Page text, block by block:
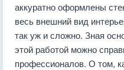
аккуратно оформлены
весь внешний вид
так уж и сложно. Зная
этой работой можно
профессионалов. О том,